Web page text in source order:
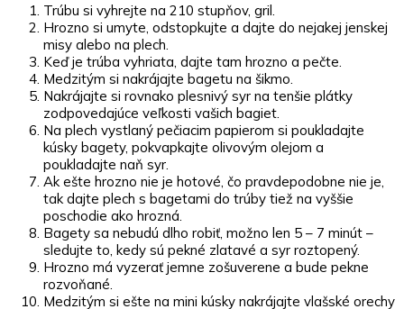
Trúbu si vyhrejte na 210 stupňov, gril.
Hrozno si umyte, odstopkujte a dajte do nejakej jenskej
misy alebo na plech.
Keď je trúba vyhriata, dajte tam hrozno a pečte.
Medzitým si nakrájajte bagetu na šikmo.
Nakrájajte si rovnako plesnivý syr na tenšie plátky
zodpovedajúce veľkosti vašich bagiet.
Na plech vystlaný pečiacim papierom si poukladajte
kúsky bagety, pokvapkajte olivovým olejom a
poukladajte naň syr.
Ak ešte hrozno nie je hotové, čo pravdepodobne nie je,
tak dajte plech s bagetami do trúby tiež na vyššie
poschodie ako hrozná.
Bagety sa nebudú dlho robiť, možno len 5 – 7 minút –
sledujte to, kedy sú pekné zlatavé a syr roztopený.
Hrozno má vyzerať jemne zošuverene a bude pekne
rozvoňané.
Medzitým si ešte na mini kúsky nakrájajte vlašské orechy